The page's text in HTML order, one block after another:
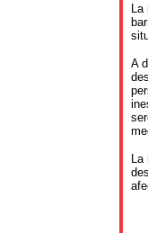
La
A
La